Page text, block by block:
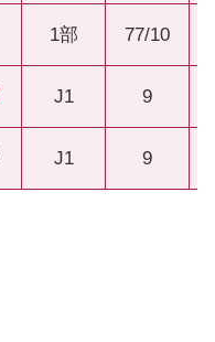
1部 77/10
J1 9
J1 9